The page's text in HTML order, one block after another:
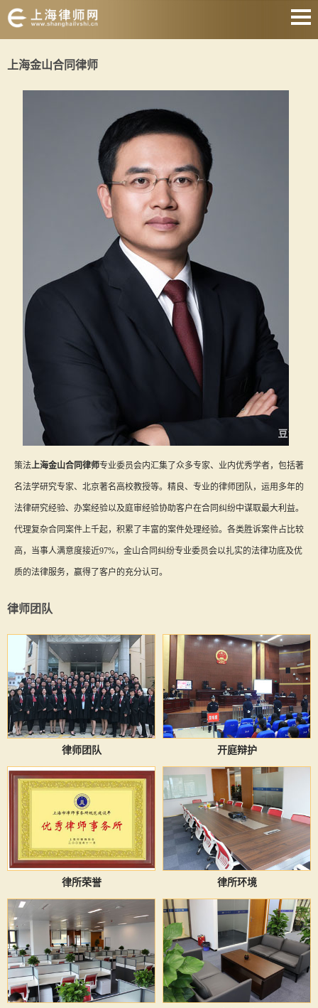
房产纠纷
合同纠纷
征地拆迁
劳动纠纷
关于我们
上海金山合同律师
策法上海金山合同律师专业委员会内汇集了众多专家、业内优秀学者，包括著
名法学研究专家、北京著名高校教授等。精良、专业的律师团队，运用多年的
法律研究经验、办案经验以及庭审经验协助客户在合同纠纷中谋取最大利益。
代理复杂合同案件上千起，积累了丰富的案件处理经验。各类胜诉案件占比较
高，当事人满意度接近97%，金山合同纠纷专业委员会以扎实的法律功底及优
质的法律服务，赢得了客户的充分认可。
律师团队
律师团队 开庭辩护
律所荣誉 律所环境